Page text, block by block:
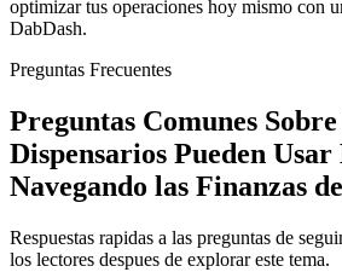
optimizar tus operaciones hoy mismo con
DabDash.
Preguntas Frecuentes
Preguntas Comunes
Dispensarios Pueden Usar
Navegando las Finanzas
Respuestas rapidas a las preguntas de
los lectores despues de explorar este tema.